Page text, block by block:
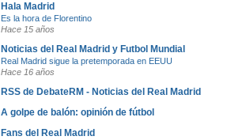
Hala Madrid
Es la hora de Florentino
Hace 15 años
Noticias del Real Madrid y Futbol Mundial
Real Madrid sigue la pretemporada en EEUU
Hace 16 años
RSS de DebateRM - Noticias del Real Madrid
A golpe de balón: opinión de fútbol
Fans del Real Madrid